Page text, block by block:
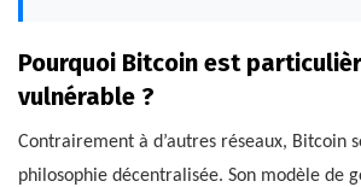
Pourquoi Bitcoin est
vulnérable ?
Contrairement à d’autres réseaux, Bitcoin
philosophie décentralisée. Son modèle de